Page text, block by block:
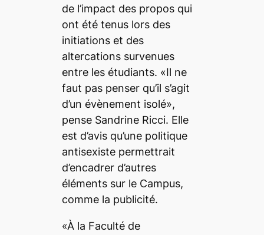
de l’impact des propos qui
ont été tenus lors des
initiations et des
altercations survenues
entre les étudiants. «Il ne
faut pas penser qu’il s’agit
d’un évènement isolé»,
pense Sandrine Ricci. Elle
est d’avis qu’une politique
antisexiste permettrait
d’encadrer d’autres
éléments sur le Campus,
comme la publicité.
«À la Faculté de